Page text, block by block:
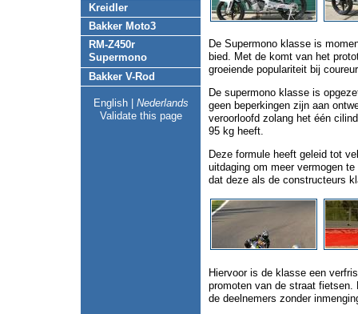
Kreidler
Bakker Moto3
RM-Z450r
Supermono
Bakker V-Rod
English| Nederlands
Validate this page
De Supermono klasse is
bied. Met de komt van het
groeiende populariteit bij
De supermono klasse is
geen beperkingen zijn aan
veroorloofd zolang het één
95 kg heeft.
Deze formule heeft geleid tot
uitdaging om meer vermogen
dat deze als de constructeurs
Hiervoor is de klasse een
promoten van de straat
de deelnemers zonder